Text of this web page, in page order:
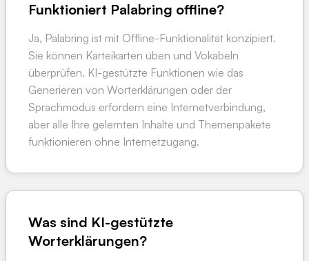
Funktioniert Palabring offline?
Ja, Palabring ist mit Offline-Funktionalität konzipiert.
Sie können Karteikarten üben und Vokabeln
überprüfen. KI-gestützte Funktionen wie das
Generieren von Worterklärungen oder der
Sprachmodus erfordern eine Internetverbindung,
aber alle Ihre gelernten Inhalte und Themenpakete
funktionieren ohne Internetzugang.
Was sind KI-gestützte
Worterklärungen?